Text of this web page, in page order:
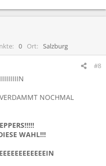
0 Ort Salzburg
#8
NOCHMAL
WAHL!!!